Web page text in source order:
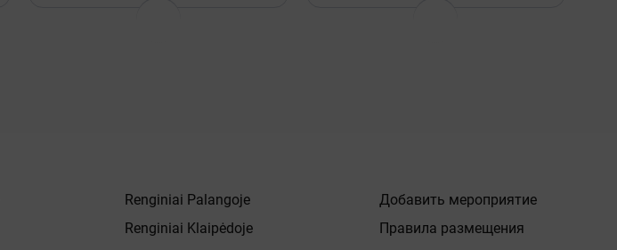
Renginiai Palangoje
Renginiai Klaipėdoje
Добавить мероприятие
Правила размещения